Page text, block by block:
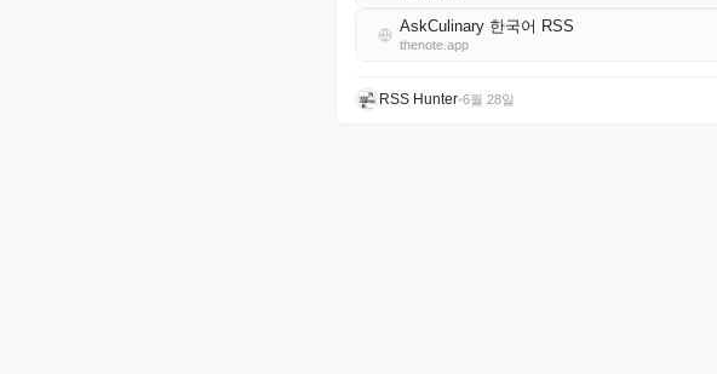
AskCulinary 한국어 RSS
thenote.app
RSS Hunter•6월 28일